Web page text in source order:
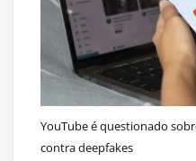
YouTube é questionado
contra deepfakes